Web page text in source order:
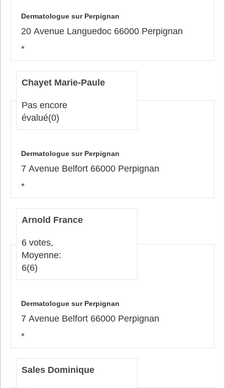
Dermatologue sur Perpignan
20 Avenue Languedoc 66000 Perpignan
*
Chayet Marie-Paule
Pas encore
évalué(0)
Dermatologue sur Perpignan
7 Avenue Belfort 66000 Perpignan
*
Arnold France
6 votes,
Moyenne:
6(6)
Dermatologue sur Perpignan
7 Avenue Belfort 66000 Perpignan
*
Sales Dominique